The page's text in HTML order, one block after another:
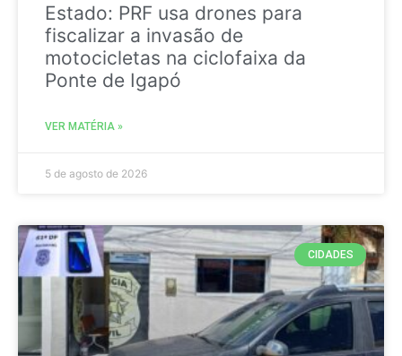
Estado: PRF usa drones para
fiscalizar a invasão de
motocicletas na ciclofaixa da
Ponte de Igapó
VER MATÉRIA »
5 de agosto de 2026
CIDADES